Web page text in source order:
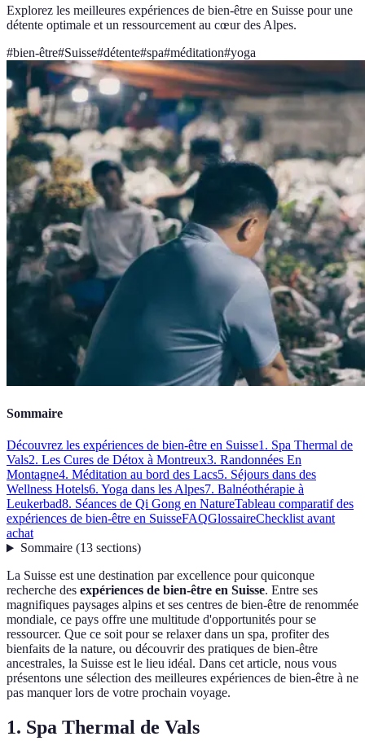
Explorez les meilleures expériences de bien-être en Suisse pour une
détente optimale et un ressourcement au cœur des Alpes.
#bien-être#Suisse#détente#spa#méditation#yoga
Sommaire
Découvrez les expériences de bien-être en Suisse1. Spa Thermal de
Vals2. Les Cures de Détox à Montreux3. Randonnées En
Montagne4. Méditation au bord des Lacs5. Séjours dans des
Wellness Hotels6. Yoga dans les Alpes7. Balnéothérapie à
Leukerbad8. Séances de Qi Gong en NatureTableau comparatif des
expériences de bien-être en SuisseFAQGlossaireChecklist avant
achat
Sommaire(13 sections)
La Suisse est une destination par excellence pour quiconque
recherche des expériences de bien-être en Suisse. Entre ses
magnifiques paysages alpins et ses centres de bien-être de renommée
mondiale, ce pays offre une multitude d'opportunités pour se
ressourcer. Que ce soit pour se relaxer dans un spa, profiter des
bienfaits de la nature, ou découvrir des pratiques de bien-être
ancestrales, la Suisse est le lieu idéal. Dans cet article, nous vous
présentons une sélection des meilleures expériences de bien-être à ne
pas manquer lors de votre prochain voyage.
1. Spa Thermal de Vals